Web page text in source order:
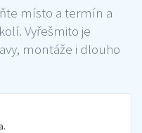
místo a termín a
Vyřešmito je
montáže i dlouho